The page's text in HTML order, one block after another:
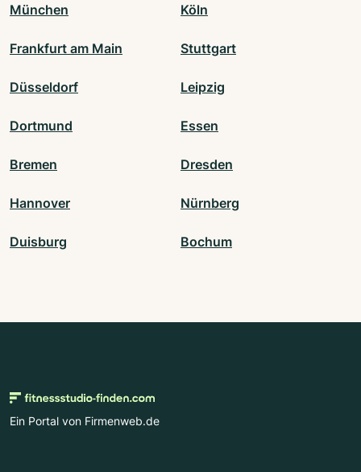
München Köln
Frankfurt am Main Stuttgart
Düsseldorf Leipzig
Dortmund Essen
Bremen Dresden
Hannover Nürnberg
Duisburg Bochum
Ein Portal von Firmenweb.de